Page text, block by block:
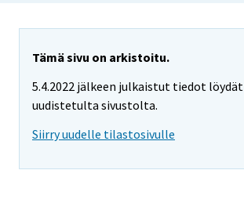
Tämä sivu on arkistoitu.
5.4.2022 jälkeen julkaistut tiedot löydät
uudistetulta sivustolta.
Siirry uudelle tilastosivulle